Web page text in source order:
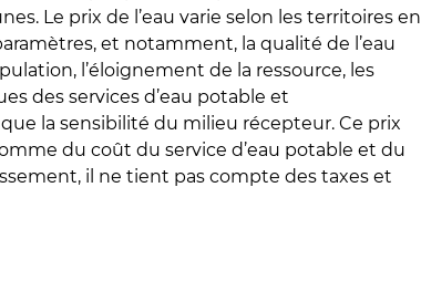
Le prix de l’eau varie selon les territoires en
et notamment, la qualité de l’eau
l’éloignement de la ressource, les
des services d’eau potable et
que la sensibilité du milieu récepteur. Ce prix
du coût du service d’eau potable et du
il ne tient pas compte des taxes et